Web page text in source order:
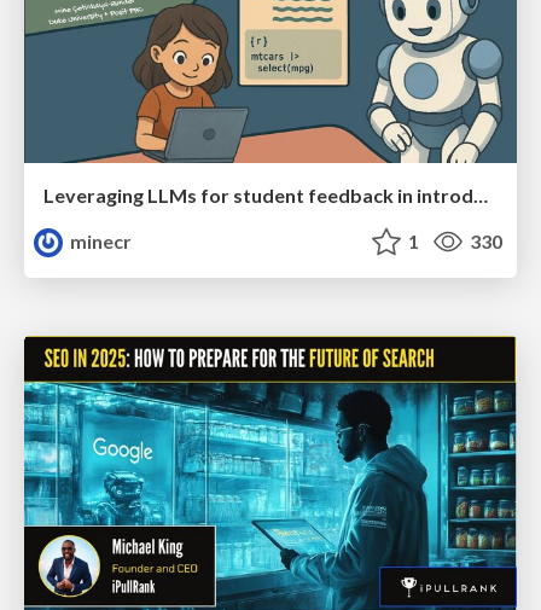
Leveraging LLMs for student feedback in introductory data science courses - posit::conf(2025)
minecr
1 330